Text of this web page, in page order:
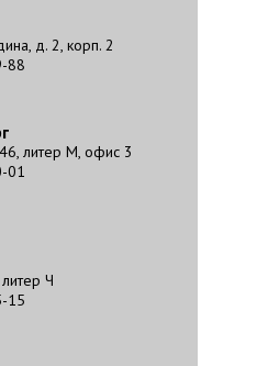
д. 2, корп. 2
88
литер М, офис 3
01
Ч
15